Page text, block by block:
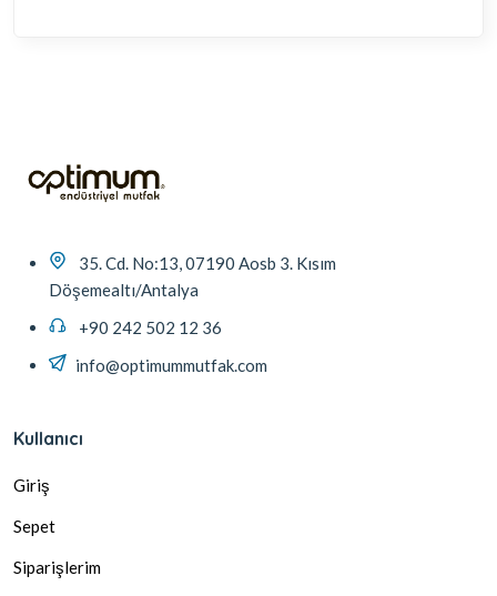
35. Cd. No:13, 07190 Aosb 3. Kısım
Döşemealtı/Antalya
+90 242 502 12 36
info@optimummutfak.com
Kullanıcı
Giriş
Sepet
Siparişlerim